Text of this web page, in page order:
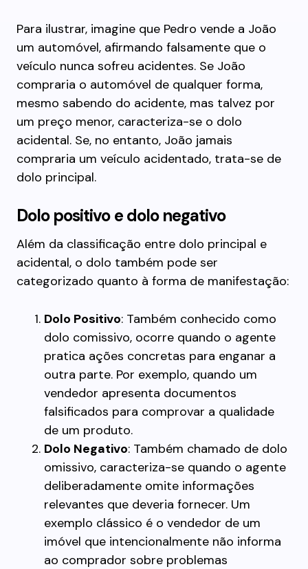
Para ilustrar, imagine que Pedro vende a João
um automóvel, afirmando falsamente que o
veículo nunca sofreu acidentes. Se João
compraria o automóvel de qualquer forma,
mesmo sabendo do acidente, mas talvez por
um preço menor, caracteriza-se o dolo
acidental. Se, no entanto, João jamais
compraria um veículo acidentado, trata-se de
dolo principal.
Dolo positivo e dolo negativo
Além da classificação entre dolo principal e
acidental, o dolo também pode ser
categorizado quanto à forma de manifestação:
Dolo Positivo: Também conhecido como
dolo comissivo, ocorre quando o agente
pratica ações concretas para enganar a
outra parte. Por exemplo, quando um
vendedor apresenta documentos
falsificados para comprovar a qualidade
de um produto.
Dolo Negativo: Também chamado de dolo
omissivo, caracteriza-se quando o agente
deliberadamente omite informações
relevantes que deveria fornecer. Um
exemplo clássico é o vendedor de um
imóvel que intencionalmente não informa
ao comprador sobre problemas